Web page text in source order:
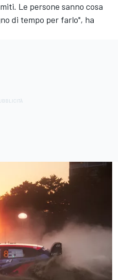
Le persone sanno cosa
di tempo per farlo", ha